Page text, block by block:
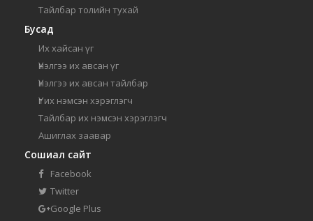
Тайлбар толийн тухай
Бусад
Их хайсан үг
Үнэлгээ их авсан үг
Үнэлгээ их авсан тайлбар
Үг их нэмсэн хэрэглэгч
Тайлбар их нэмсэн хэрэглэгч
Ашиглах заавар
Сошиал сайт
Facebook
Twitter
Google Plus